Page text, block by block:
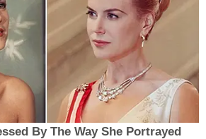
By The Way She Portrayed